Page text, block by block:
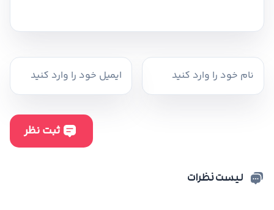
لیست نظرات